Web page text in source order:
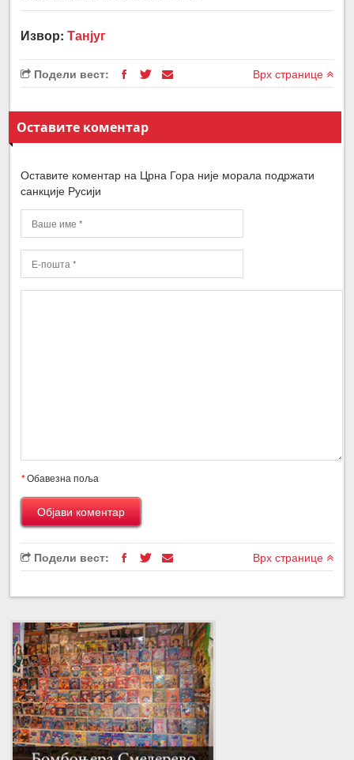
Извор:Танјуг
Подели вест: Врх странице
Оставите коментар
Оставите коментар на Црна Гора није морала подржати
санкције Русији
*Обавезна поља
Подели вест: Врх странице